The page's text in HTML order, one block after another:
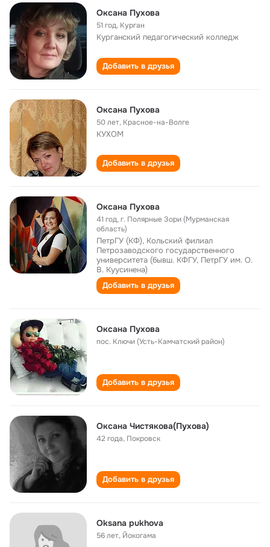
Оксана Пухова
51 год, Курган
Курганский педагогический колледж
Добавить в друзья
Оксана Пухова
50 лет, Красное-на-Волге
КУХОМ
Добавить в друзья
Оксана Пухова
41 год,г. Полярные Зори (Мурманская
область)
ПетрГУ (КФ), Кольский филиал
Петрозаводского государственного
университета (бывш. КФГУ, ПетрГУ им. О.
В. Куусинена)
Добавить в друзья
Оксана Пухова
пос. Ключи (Усть-Камчатский район)
Добавить в друзья
Оксана Чистякова(Пухова)
42 года, Покровск
Добавить в друзья
Oksana pukhova
56 лет, Йокогама